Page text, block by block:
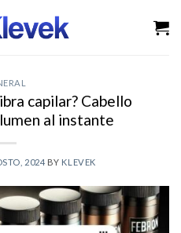
capilar? Cabello
al instante
2024 BY KLEVEK